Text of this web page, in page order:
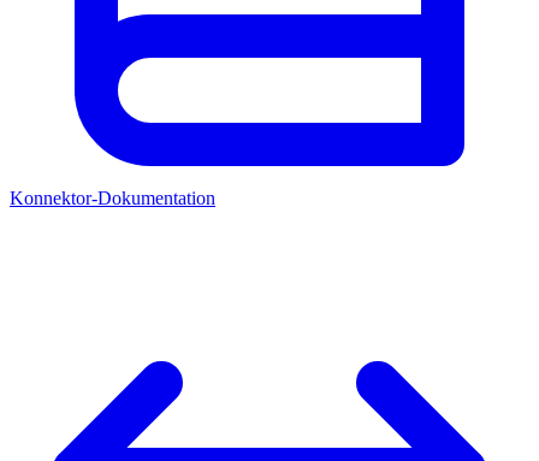
Konnektor-Dokumentation